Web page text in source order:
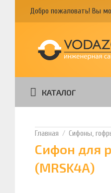
Добро пожаловать! Вы
КАТАЛОГ
Сифоны,
Сифон для
(MRSK4A)